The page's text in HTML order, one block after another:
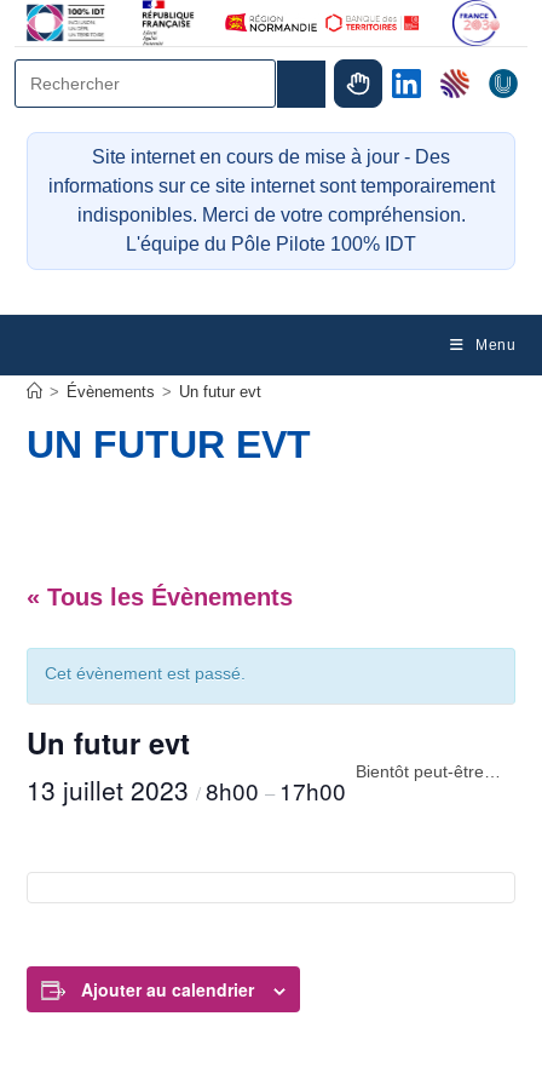
Site internet en cours de mise à jour - Des
informations sur ce site internet sont temporairement
indisponibles. Merci de votre compréhension.
L'équipe du Pôle Pilote 100% IDT
Menu
UN FUTUR EVT
> Évènements > Un futur evt
« Tous les Évènements
Cet évènement est passé.
Un futur evt
13 juillet 2023/8h00– 17h00
Bientôt peut-être…
Ajouter au calendrier